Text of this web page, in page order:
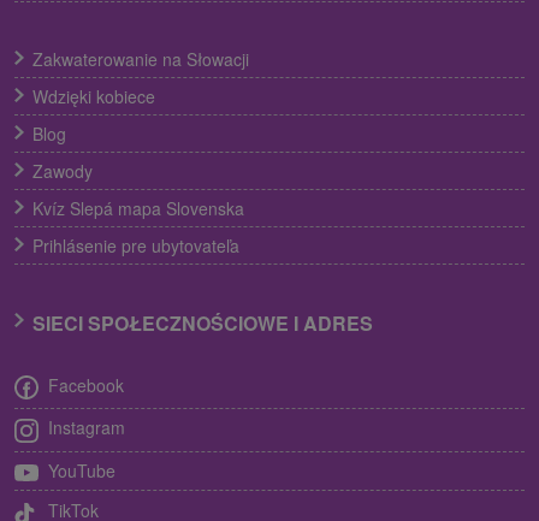
Zakwaterowanie na Słowacji
Wdzięki kobiece
Blog
Zawody
Kvíz Slepá mapa Slovenska
Prihlásenie pre ubytovateľa
SIECI SPOŁECZNOŚCIOWE I ADRES
Facebook
Instagram
YouTube
TikTok